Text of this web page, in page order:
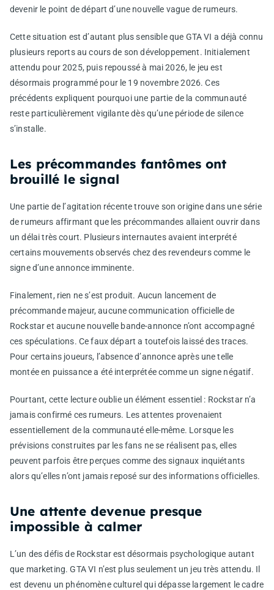
devenir le point de départ d’une nouvelle vague de rumeurs.
Cette situation est d’autant plus sensible que GTA VI a déjà connu
plusieurs reports au cours de son développement. Initialement
attendu pour 2025, puis repoussé à mai 2026, le jeu est
désormais programmé pour le 19 novembre 2026. Ces
précédents expliquent pourquoi une partie de la communauté
reste particulièrement vigilante dès qu’une période de silence
s’installe.
Les précommandes fantômes ont
brouillé le signal
Une partie de l’agitation récente trouve son origine dans une série
de rumeurs affirmant que les précommandes allaient ouvrir dans
un délai très court. Plusieurs internautes avaient interprété
certains mouvements observés chez des revendeurs comme le
signe d’une annonce imminente.
Finalement, rien ne s’est produit. Aucun lancement de
précommande majeur, aucune communication officielle de
Rockstar et aucune nouvelle bande-annonce n’ont accompagné
ces spéculations. Ce faux départ a toutefois laissé des traces.
Pour certains joueurs, l’absence d’annonce après une telle
montée en puissance a été interprétée comme un signe négatif.
Pourtant, cette lecture oublie un élément essentiel : Rockstar n’a
jamais confirmé ces rumeurs. Les attentes provenaient
essentiellement de la communauté elle-même. Lorsque les
prévisions construites par les fans ne se réalisent pas, elles
peuvent parfois être perçues comme des signaux inquiétants
alors qu’elles n’ont jamais reposé sur des informations officielles.
Une attente devenue presque
impossible à calmer
L’un des défis de Rockstar est désormais psychologique autant
que marketing. GTA VI n’est plus seulement un jeu très attendu. Il
est devenu un phénomène culturel qui dépasse largement le cadre